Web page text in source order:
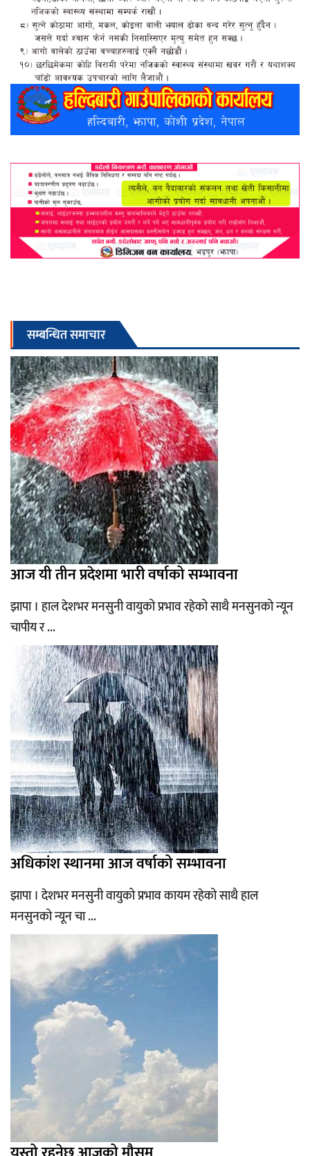
सम्बन्धित समाचार
आज यी तीन प्रदेशमा भारी वर्षाको सम्भावना
झापा । हाल देशभर मनसुनी वायुको प्रभाव रहेको साथै मनसुनको न्यून
चापीय र ...
अधिकांश स्थानमा आज वर्षाको सम्भावना
झापा । देशभर मनसुनी वायुको प्रभाव कायम रहेको साथै हाल
मनसुनको न्यून चा ...